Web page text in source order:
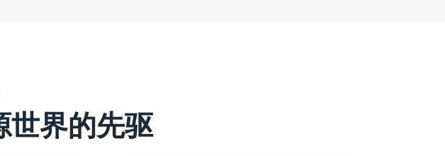
效、可靠、环保能源解决方案的需求。
定制化解决方案：
世界的先驱